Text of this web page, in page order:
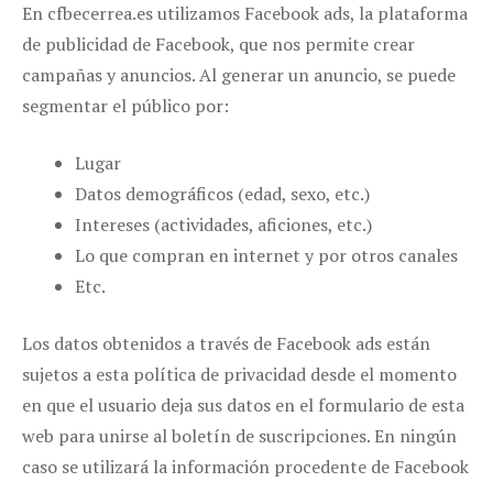
En cfbecerrea.es utilizamos Facebook ads, la plataforma
de publicidad de Facebook, que nos permite crear
campañas y anuncios. Al generar un anuncio, se puede
segmentar el público por:
Lugar
Datos demográficos (edad, sexo, etc.)
Intereses (actividades, aficiones, etc.)
Lo que compran en internet y por otros canales
Etc.
Los datos obtenidos a través de Facebook ads están
sujetos a esta política de privacidad desde el momento
en que el usuario deja sus datos en el formulario de esta
web para unirse al boletín de suscripciones. En ningún
caso se utilizará la información procedente de Facebook